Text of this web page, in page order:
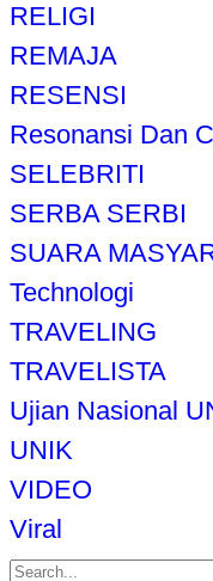
RELIGI
REMAJA
RESENSI
Resonansi Dan
SELEBRITI
SERBA SERBI
SUARA
Technologi
TRAVELING
TRAVELISTA
Ujian Nasional
UNIK
VIDEO
Viral